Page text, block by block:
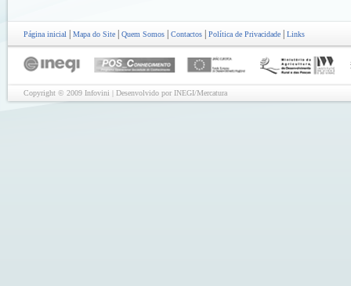
Página inicial Mapa do Site Quem Somos Contactos Política de Privacidade Links
Copyright © 2009 Infovini | Desenvolvido por INEGI/Mercatura